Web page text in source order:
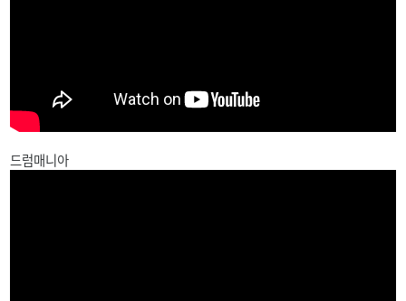
드럼매니아